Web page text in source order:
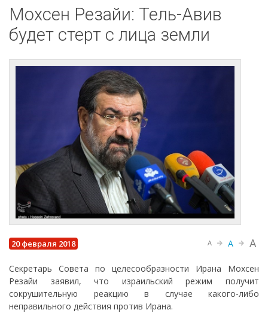
Мохсен Резайи: Тель-Авив
будет стерт с лица земли
20 февраля 2018 A A A
Секретарь Совета по целесообразности Ирана Мохсен
Резайи заявил, что израильский режим получит
сокрушительную реакцию в случае какого-либо
неправильного действия против Ирана.